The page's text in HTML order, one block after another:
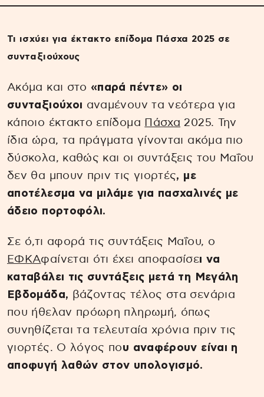
Τι ισχύει για έκτακτο επίδομα Πάσχα 2025 σε
συνταξιούχους
Ακόμα και στο «παρά πέντε» οι
συνταξιούχοι αναμένουν τα νεότερα για
κάποιο έκτακτο επίδομα Πάσχα 2025. Την
ίδια ώρα, τα πράγματα γίνονται ακόμα πιο
δύσκολα, καθώς και οι συντάξεις του Μαΐου
δεν θα μπουν πριν τις γιορτές, με
αποτέλεσμα να μιλάμε για πασχαλινές με
άδειο πορτοφόλι.
Σε ό,τι αφορά τις συντάξεις Μαΐου, ο
ΕΦΚΑφαίνεται ότι έχει αποφασίσει να
καταβάλει τις συντάξεις μετά τη Μεγάλη
Εβδομάδα, βάζοντας τέλος στα σενάρια
που ήθελαν πρόωρη πληρωμή, όπως
συνηθίζεται τα τελευταία χρόνια πριν τις
γιορτές. Ο λόγος που αναφέρουν είναι η
αποφυγή λαθών στον υπολογισμό.